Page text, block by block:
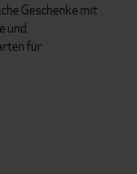
Geschenke mit
und
für